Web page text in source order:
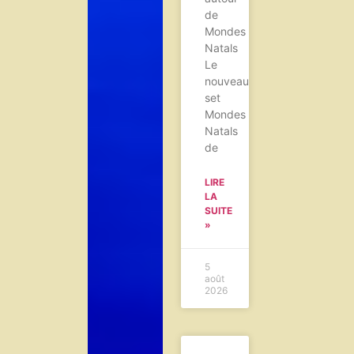
de
Mondes
Natals
Le
nouveau
set
Mondes
Natals
de
LIRE
LA
SUITE
»
5
août
2026